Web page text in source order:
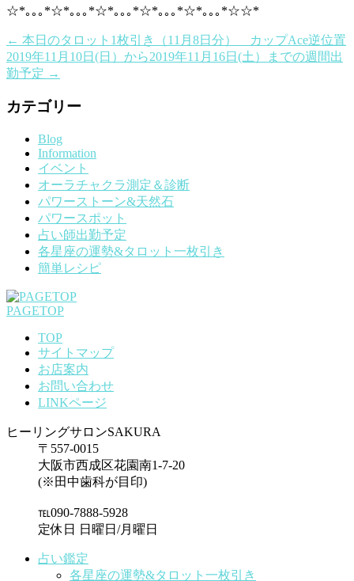
☆*｡｡｡*☆*｡｡｡*☆*｡｡｡*☆*｡｡｡*☆*｡｡｡*☆☆*
← 本日のタロット1枚引き（11月8日分） カップAce逆位置
2019年11月10日(日）から2019年11月16日(土）までの週間出
勤予定 →
カテゴリー
Blog
Information
イベント
オーラチャクラ測定＆診断
パワーストーン&天然石
パワースポット
占い師出勤予定
各星座の運勢&タロット一枚引き
簡単レシピ
PAGETOP
TOP
サイトマップ
お店案内
お問い合わせ
LINKページ
ヒーリングサロンSAKURA
〒557-0015
大阪市西成区花園南1-7-20
(※田中歯科が目印)
℡090-7888-5928
定休日 日曜日/月曜日
占い鑑定
各星座の運勢&タロット一枚引き